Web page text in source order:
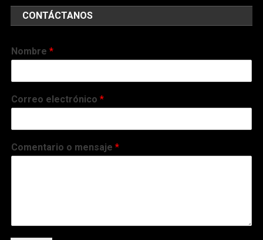
CONTÁCTANOS
Nombre*
Correo electrónico*
Comentario o mensaje*